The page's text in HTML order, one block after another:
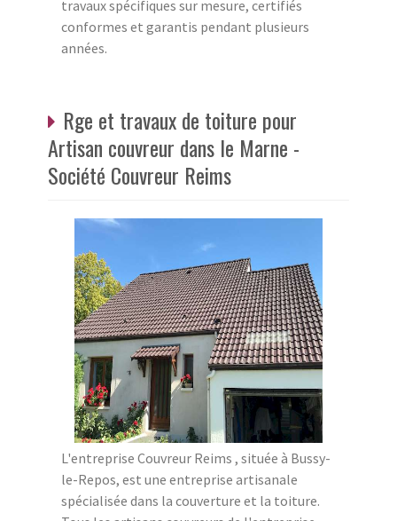
travaux spécifiques sur mesure, certifiés
conformes et garantis pendant plusieurs
années.
Rge et travaux de toiture pour
Artisan couvreur dans le Marne -
Société Couvreur Reims
L'entreprise Couvreur Reims , située à Bussy-
le-Repos, est une entreprise artisanale
spécialisée dans la couverture et la toiture.